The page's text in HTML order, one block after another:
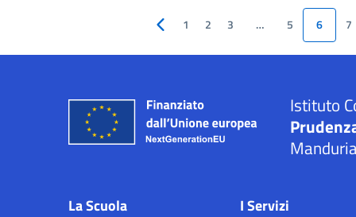
Pagina precedente
1 2 3 … 5 6 7
Istituto
Manduria
La Scuola I Servizi